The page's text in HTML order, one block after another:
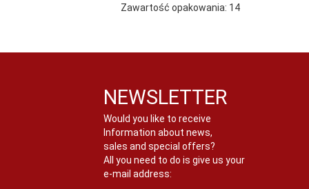
Zawartość opakowania: 14
NEWSLETTER
Would you like to receive
Information about news,
sales and special offers?
All you need to do is give us your
e-mail address: